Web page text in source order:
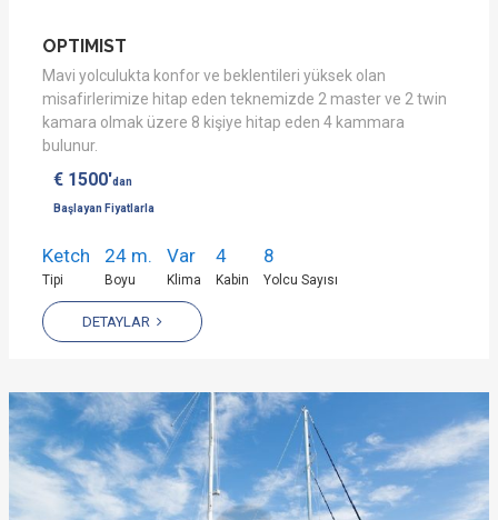
OPTIMIST
Mavi yolculukta konfor ve beklentileri yüksek olan
misafirlerimize hitap eden teknemizde 2 master ve 2 twin
kamara olmak üzere 8 kişiye hitap eden 4 kammara
bulunur.
€ 1500'dan
Başlayan Fiyatlarla
Ketch
Tipi
24 m.
Boyu
Var
Klima
4
Kabin
8
Yolcu Sayısı
DETAYLAR